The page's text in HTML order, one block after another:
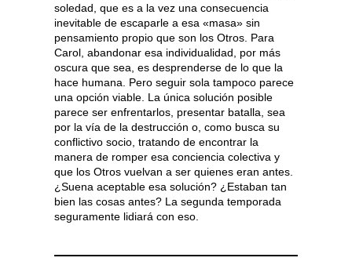
soledad, que es a la vez una consecuencia
inevitable de escaparle a esa «masa» sin
pensamiento propio que son los Otros. Para
Carol, abandonar esa individualidad, por más
oscura que sea, es desprenderse de lo que la
hace humana. Pero seguir sola tampoco parece
una opción viable. La única solución posible
parece ser enfrentarlos, presentar batalla, sea
por la vía de la destrucción o, como busca su
conflictivo socio, tratando de encontrar la
manera de romper esa conciencia colectiva y
que los Otros vuelvan a ser quienes eran antes.
¿Suena aceptable esa solución? ¿Estaban tan
bien las cosas antes? La segunda temporada
seguramente lidiará con eso.